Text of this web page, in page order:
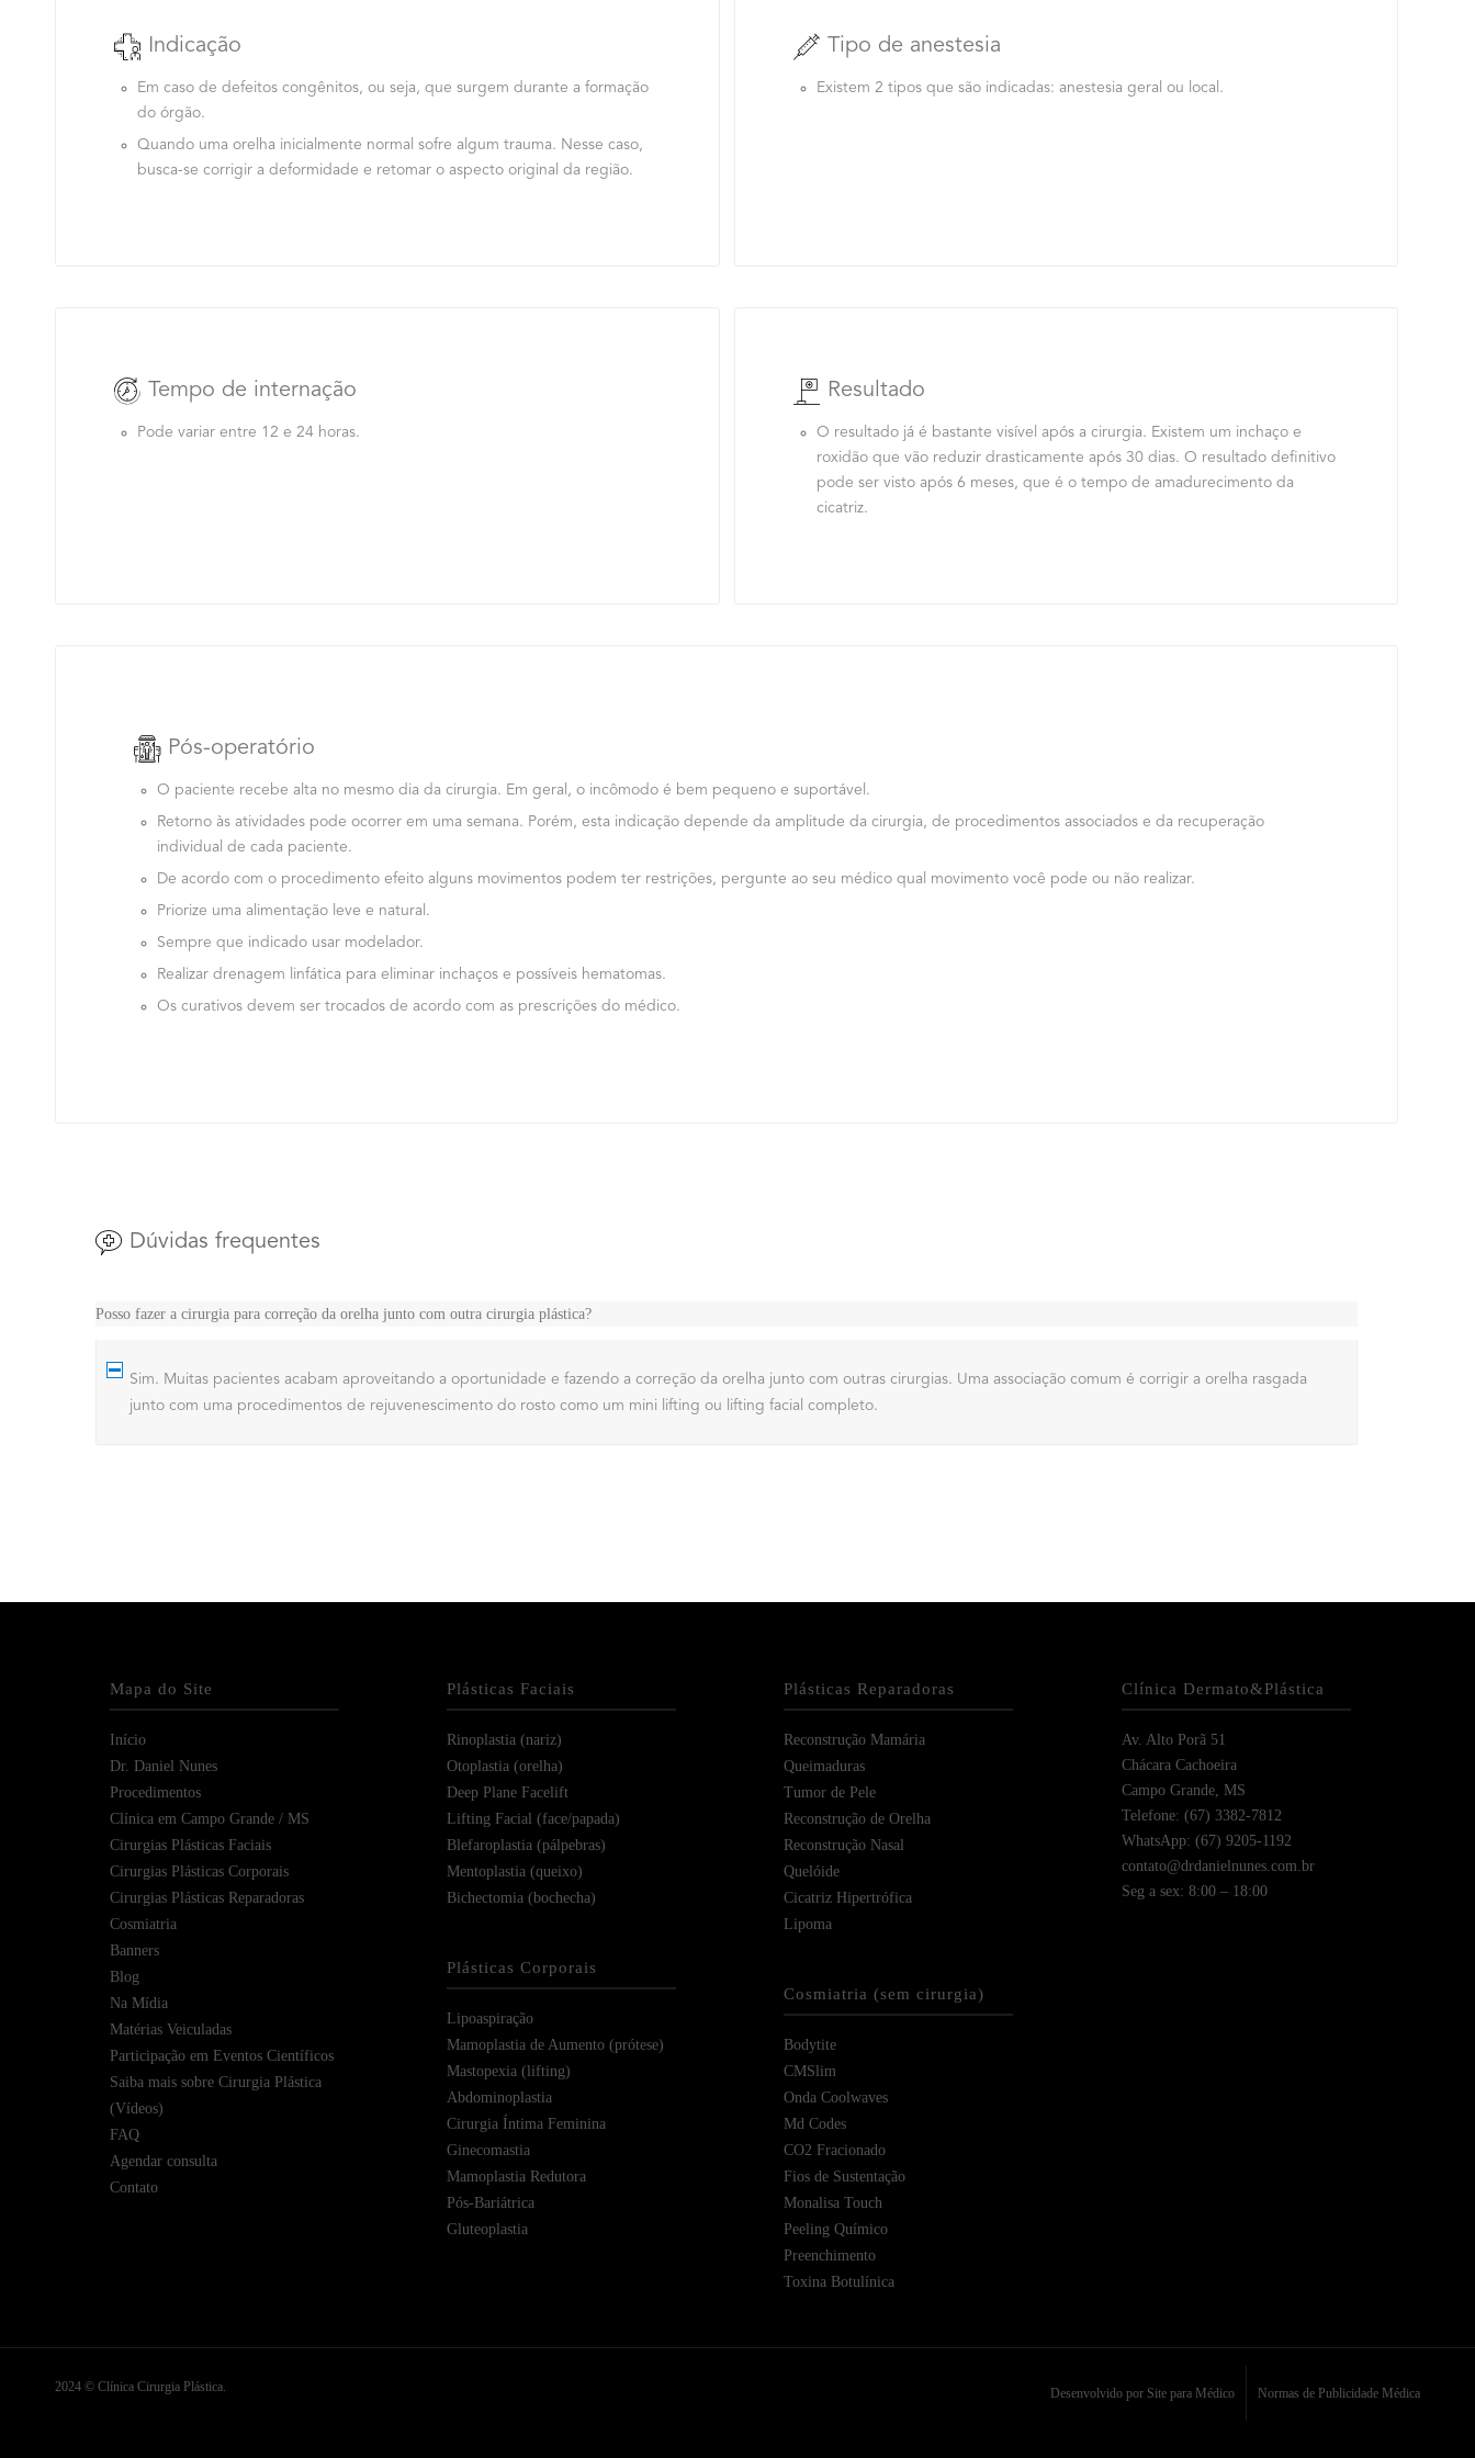
Indicação
Em caso de defeitos congênitos, ou seja, que surgem durante a formação
do órgão.
Quando uma orelha inicialmente normal sofre algum trauma. Nesse caso,
busca-se corrigir a deformidade e retomar o aspecto original da região.
Tipo de anestesia
Existem 2 tipos que são indicadas: anestesia geral ou local.
Tempo de internação
Pode variar entre 12 e 24 horas.
Resultado
O resultado já é bastante visível após a cirurgia. Existem um inchaço e
roxidão que vão reduzir drasticamente após 30 dias. O resultado definitivo
pode ser visto após 6 meses, que é o tempo de amadurecimento da
cicatriz.
Pós-operatório
O paciente recebe alta no mesmo dia da cirurgia. Em geral, o incômodo é bem pequeno e suportável.
Retorno às atividades pode ocorrer em uma semana. Porém, esta indicação depende da amplitude da cirurgia, de procedimentos associados e da recuperação
individual de cada paciente.
De acordo com o procedimento efeito alguns movimentos podem ter restrições, pergunte ao seu médico qual movimento você pode ou não realizar.
Priorize uma alimentação leve e natural.
Sempre que indicado usar modelador.
Realizar drenagem linfática para eliminar inchaços e possíveis hematomas.
Os curativos devem ser trocados de acordo com as prescrições do médico.
Dúvidas frequentes
Posso fazer a cirurgia para correção da orelha junto com outra cirurgia plástica?
Sim. Muitas pacientes acabam aproveitando a oportunidade e fazendo a correção da orelha junto com outras cirurgias. Uma associação comum é corrigir a orelha rasgada
junto com uma procedimentos de rejuvenescimento do rosto como um mini lifting ou lifting facial completo.
Mapa do Site
Início
Dr. Daniel Nunes
Procedimentos
Clínica em Campo Grande / MS
Cirurgias Plásticas Faciais
Cirurgias Plásticas Corporais
Cirurgias Plásticas Reparadoras
Cosmiatria
Banners
Blog
Na Mídia
Matérias Veiculadas
Participação em Eventos Científicos
Saiba mais sobre Cirurgia Plástica
(Vídeos)
FAQ
Agendar consulta
Contato
Plásticas Faciais
Rinoplastia (nariz)
Otoplastia (orelha)
Deep Plane Facelift
Lifting Facial (face/papada)
Blefaroplastia (pálpebras)
Mentoplastia (queixo)
Bichectomia (bochecha)
Plásticas Corporais
Lipoaspiração
Mamoplastia de Aumento (prótese)
Mastopexia (lifting)
Abdominoplastia
Cirurgia Íntima Feminina
Ginecomastia
Mamoplastia Redutora
Pós-Bariátrica
Gluteoplastia
Plásticas Reparadoras
Reconstrução Mamária
Queimaduras
Tumor de Pele
Reconstrução de Orelha
Reconstrução Nasal
Quelóide
Cicatriz Hipertrófica
Lipoma
Cosmiatria (sem cirurgia)
Bodytite
CMSlim
Onda Coolwaves
Md Codes
CO2 Fracionado
Fios de Sustentação
Monalisa Touch
Peeling Químico
Preenchimento
Toxina Botulínica
Clínica Dermato&Plástica
Av. Alto Porã 51
Chácara Cachoeira
Campo Grande, MS
Telefone: (67) 3382-7812
WhatsApp: (67) 9205-1192
contato@drdanielnunes.com.br
Seg a sex: 8:00 – 18:00
2024 © Clínica Cirurgia Plástica. Desenvolvido por Site para Médico Normas de Publicidade Médica